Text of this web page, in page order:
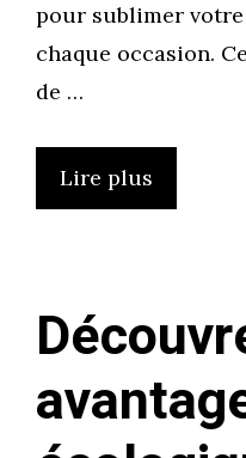
pour sublimer
chaque occasion.
de …
Lire plus